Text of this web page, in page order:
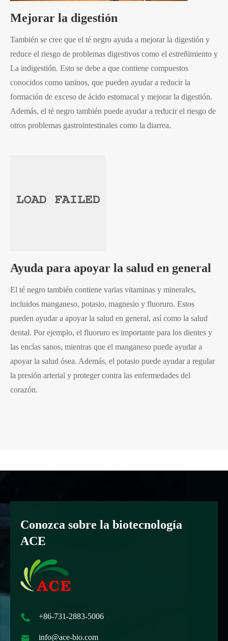
Mejorar la digestión
También se cree que el té negro ayuda a mejorar la digestión y
reduce el riesgo de problemas digestivos como el estreñimiento y
La indigestión. Esto se debe a que contiene compuestos
conocidos como taninos, que pueden ayudar a reducir la
formación de exceso de ácido estomacal y mejorar la digestión.
Además, el té negro también puede ayudar a reducir el riesgo de
otros problemas gastrointestinales como la diarrea.
Ayuda para apoyar la salud en general
El té negro también contiene varias vitaminas y minerales,
incluidos manganeso, potasio, magnesio y fluoruro. Estos
pueden ayudar a apoyar la salud en general, así como la salud
dental. Por ejemplo, el fluoruro es importante para los dientes y
las encías sanos, mientras que el manganeso puede ayudar a
apoyar la salud ósea. Además, el potasio puede ayudar a regular
la presión arterial y proteger contra las enfermedades del
corazón.
Conozca sobre la biotecnología
ACE
 +86-731-2883-5006
 info@ace-bio.com